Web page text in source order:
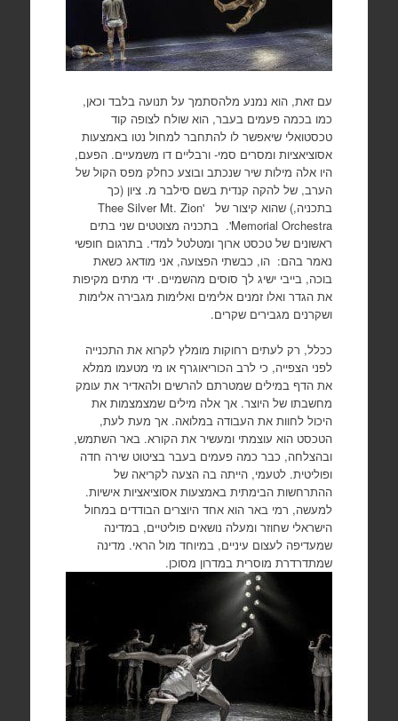
עם זאת, הוא נמנע מלהסתמך על תנועה בלבד וכאן,
כמו בכמה פעמים בעבר, הוא שולח לצופה קוד
טכסטואלי שיאפשר לו להתחבר למחול נטו באמצעות
אסוציאציות ומסרים סמי- ורבליים דו משמעיים. הפעם,
היו אלה מילות שיר שנכתב ובוצע כחלק מפס הקול של
הערב, של להקה קנדית בשם סילבר מ. ציון (כך
בתכניה,) שהוא קיצור של 'Thee Silver Mt. Zion
Memorial Orchestra'. בתכניה מצוטטים שני בתים
ראשונים של טכסט ארוך ומטלטל למדי. בתרגום חופשי
נאמר בהם: הו, כבשתי הפצועה, אני מודאג כשאת
בוכה, בייבי ישיג לך סוסים מהשמיים. ידי מתים מקיפות
את הגדר ואלו זמנים אלימים ואלימות מגבירה אלימות
ושקרנים מגבירים שקרים.
ככלל, רק לעתים רחוקות מומלץ לקרוא את התכנייה
לפני הצפייה, כי לרב הכוריאוגרף או מי מטעמו ממלא
את הדף במילים שמטרתם להרשים ולהאדיר את עומק
מחשבתו של היוצר. אך אלה מילים שמצמצמות את
היכול לחוות את העבודה במלואה. אך מעת לעת,
הטכסט הוא עוצמתי ומעשיר את הקורא. באר השתמש,
ובהצלחה, כבר כמה פעמים בעבר בציטוט שירה חדה
ופוליטית. לטעמי, הייתה בה הצעה לקריאה של
ההתרחשות הבימתית באמצעות אסוציאציות אישיות.
למעשה, רמי באר הוא אחד היוצרים הבודדים במחול
הישראלי שחוזר ומעלה נושאים פוליטיים, במדינה
שמעדיפה לעצום עיניים, במיוחד מול הראי. מדינה
שמתדרדרת מוסרית במדרון מסוכן.